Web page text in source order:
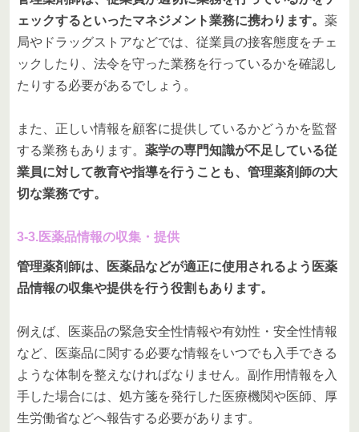
ェックするといったマネジメント業務に携わります。 薬
局やドラッグストアなどでは、従業員の接客態度をチェ
ックしたり、法令を守った業務を行っているかを確認し
たりする必要があるでしょう。
また、正しい情報を顧客に提供しているかどうかを監督
する業務もあります。 薬学の専門知識が不足している従
業員に対して教育や指導を行うことも、管理薬剤師の大
切な業務です。
3-3.医薬品情報の収集・提供
管理薬剤師は、医薬品などが適正に使用されるよう医薬
品情報の収集や提供を行う役割もあります。
例えば、医薬品の緊急安全性情報や有効性・安全性情報
など、医薬品に関する必要な情報をいつでも入手できる
ような体制を整えなければなりません。副作用情報を入
手した場合には、処方箋を発行した医療機関や医師、厚
生労働省などへ報告する必要があります。